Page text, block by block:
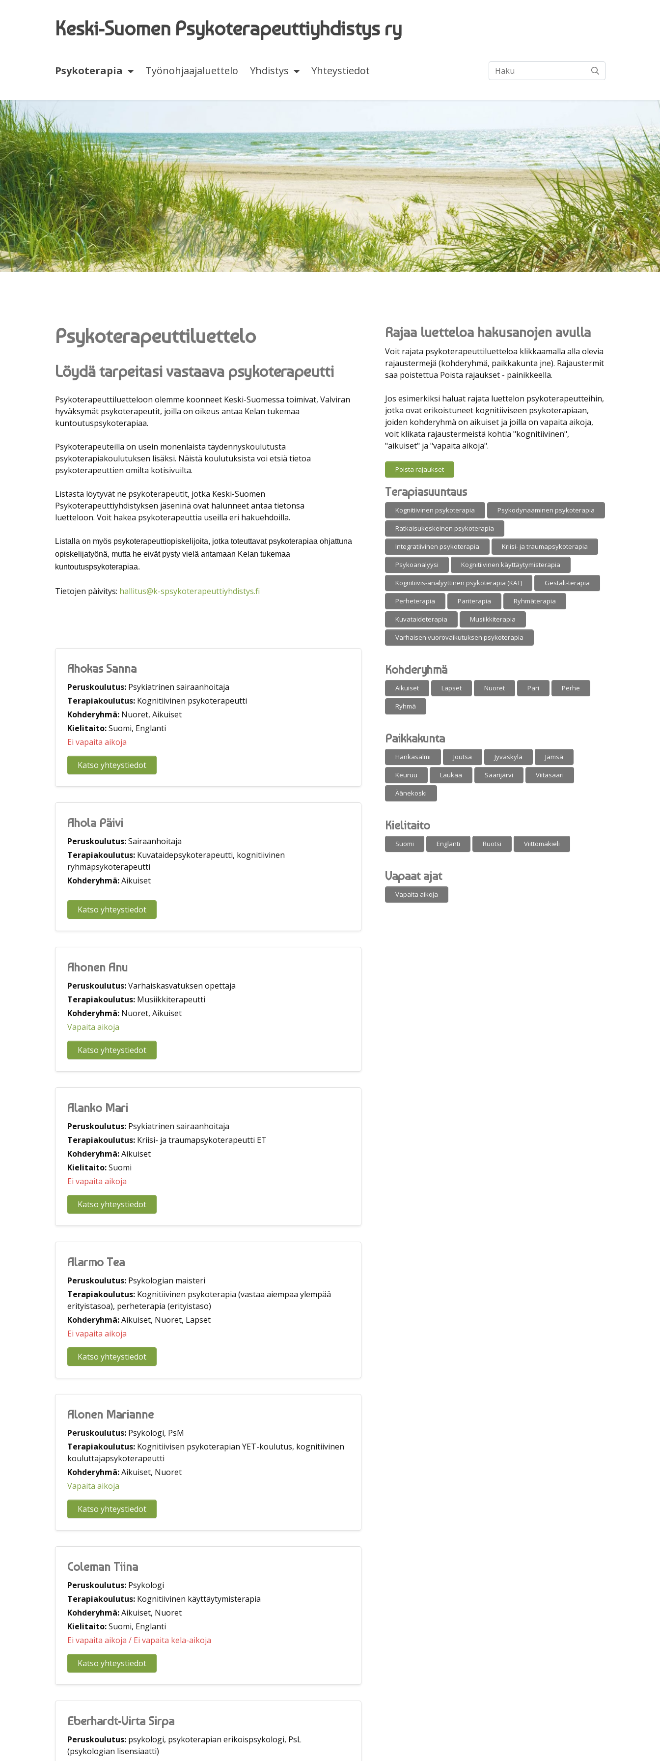
Keski-Suomen Psyko­terapeutti­yhdistys ry
Psykoterapia Työnohjaajaluettelo Yhdistys Yhteystiedot
Psykoterapeuttiluettelo
Löydä tarpeitasi vastaava psykoterapeutti
Psykoterapeuttiluetteloon olemme koonneet Keski-Suomessa toimivat, Valviran
hyväksymät psykoterapeutit, joilla on oikeus antaa Kelan tukemaa
kuntoutuspsykoterapiaa.
Psykoterapeuteilla on usein monenlaista täydennyskoulutusta
psykoterapiakoulutuksen lisäksi. Näistä koulutuksista voi etsiä tietoa
psykoterapeuttien omilta kotisivuilta.
Listasta löytyvät ne psykoterapeutit, jotka Keski-Suomen
Psykoterapeuttiyhdistyksen jäseninä ovat halunneet antaa tietonsa
luetteloon. Voit hakea psykoterapeuttia useilla eri hakuehdoilla.
Listalla on myös psykoterapeuttiopiskelijoita, jotka toteuttavat psykoterapiaa ohjattuna
opiskelijatyönä, mutta he eivät pysty vielä antamaan Kelan tukemaa
kuntoutuspsykoterapiaa.
Tietojen päivitys: hallitus@k-spsykoterapeuttiyhdistys.fi
Ahokas Sanna
Peruskoulutus: Psykiatrinen sairaanhoitaja
Terapiakoulutus: Kognitiivinen psykoterapeutti
Kohderyhmä: Nuoret, Aikuiset
Kielitaito:Suomi, Englanti
Ei vapaita aikoja
Katso yhteystiedot
Ahola Päivi
Peruskoulutus:Sairaanhoitaja
Terapiakoulutus: Kuvataidepsykoterapeutti, kognitiivinen
ryhmäpsykoterapeutti
Kohderyhmä:Aikuiset
Katso yhteystiedot
Ahonen Anu
Peruskoulutus:Varhaiskasvatuksen opettaja
Terapiakoulutus: Musiikkiterapeutti
Kohderyhmä: Nuoret, Aikuiset
Vapaita aikoja
Katso yhteystiedot
Alanko Mari
Peruskoulutus: Psykiatrinen sairaanhoitaja
Terapiakoulutus: Kriisi- ja traumapsykoterapeutti ET
Kohderyhmä:Aikuiset
Kielitaito:Suomi
Ei vapaita aikoja
Katso yhteystiedot
Alarmo Tea
Peruskoulutus: Psykologian maisteri
Terapiakoulutus: Kognitiivinen psykoterapia (vastaa aiempaa ylempää
erityistasoa), perheterapia (erityistaso)
Kohderyhmä:Aikuiset, Nuoret, Lapset
Ei vapaita aikoja
Katso yhteystiedot
Alonen Marianne
Peruskoulutus: Psykologi, PsM
Terapiakoulutus: Kognitiivisen psykoterapian YET-koulutus, kognitiivinen
kouluttajapsykoterapeutti
Kohderyhmä:Aikuiset, Nuoret
Vapaita aikoja
Katso yhteystiedot
Coleman Tiina
Peruskoulutus: Psykologi
Terapiakoulutus: Kognitiivinen käyttäytymisterapia
Kohderyhmä:Aikuiset, Nuoret
Kielitaito:Suomi, Englanti
Ei vapaita aikoja / Ei vapaita kela-aikoja
Katso yhteystiedot
Eberhardt-Virta Sirpa
Peruskoulutus: psykologi, psykoterapian erikoispsykologi, PsL
(psykologian lisensiaatti)
Rajaa luetteloa hakusanojen avulla
Voit rajata psykoterapeuttiluetteloa klikkaamalla alla olevia
rajaustermejä (kohderyhmä, paikkakunta jne). Rajaustermit
saa poistettua Poista rajaukset - painikkeella.
Jos esimerkiksi haluat rajata luettelon psykoterapeutteihin,
jotka ovat erikoistuneet kognitiiviseen psykoterapiaan,
joiden kohderyhmä on aikuiset ja joilla on vapaita aikoja,
voit klikata rajaustermeistä kohtia "kognitiivinen",
"aikuiset" ja "vapaita aikoja".
Poista rajaukset
Terapiasuuntaus
Kognitiivinen psykoterapia Psykodynaaminen psykoterapia
Ratkaisukeskeinen psykoterapia
Integratiivinen psykoterapia Kriisi- ja traumapsykoterapia
Psykoanalyysi Kognitiivinen käyttäytymisterapia
Kognitiivis-analyyttinen psykoterapia (KAT) Gestalt-terapia
Perheterapia Pariterapia Ryhmäterapia
Kuvataideterapia Musiikkiterapia
Varhaisen vuorovaikutuksen psykoterapia
Kohderyhmä
Aikuiset Lapset Nuoret Pari Perhe
Ryhmä
Paikkakunta
Hankasalmi Joutsa Jyväskylä Jämsä
Keuruu Laukaa Saarijärvi Viitasaari
Äänekoski
Kielitaito
Suomi Englanti Ruotsi Viittomakieli
Vapaat ajat
Vapaita aikoja